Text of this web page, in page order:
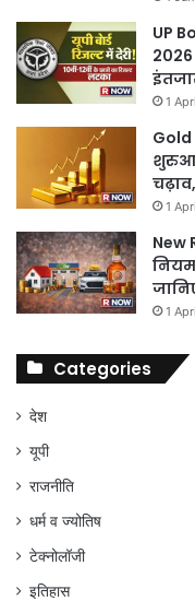
UP
2026
1
Gold
1
New
1
Categories
देश
यूपी
राजनीति
धर्म व ज्योतिष
टेक्नोलॉजी
इतिहास